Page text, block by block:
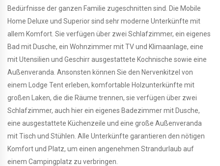
Bedürfnisse der ganzen Familie zugeschnitten sind. Die Mobile
Home Deluxe und Superior sind sehr moderne Unterkünfte mit
allem Komfort. Sie verfügen über zwei Schlafzimmer, ein eigenes
Bad mit Dusche, ein Wohnzimmer mit TV und Klimaanlage, eine
mit Utensilien und Geschirr ausgestattete Kochnische sowie eine
Außenveranda. Ansonsten können Sie den Nervenkitzel von
einem Lodge Tent erleben, komfortable Holzunterkünfte mit
großen Laken, die die Räume trennen, sie verfügen über zwei
Schlafzimmer, auch hier ein eigenes Badezimmer mit Dusche,
eine ausgestattete Küchenzeile und eine große Außenveranda
mit Tisch und Stühlen. Alle Unterkünfte garantieren den nötigen
Komfort und Platz, um einen angenehmen Strandurlaub auf
einem Campingplatz zu verbringen.